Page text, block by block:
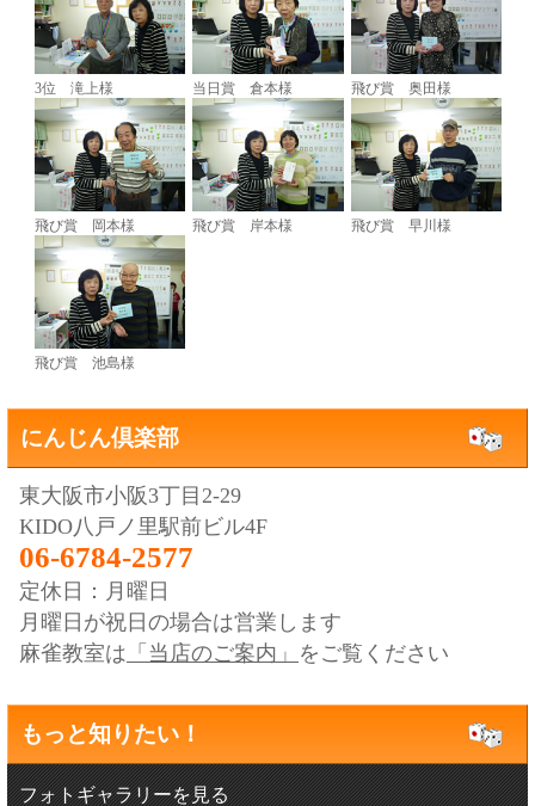
3位 滝上様 当日賞 倉本様 飛び賞 奥田様
飛び賞 岡本様 飛び賞 岸本様 飛び賞 早川様
飛び賞 池島様
にんじん倶楽部
東大阪市小阪3丁目2-29
KIDO八戸ノ里駅前ビル4F
06-6784-2577
定休日：月曜日
月曜日が祝日の場合は営業します
麻雀教室は 「当店のご案内」 をご覧ください
もっと知りたい！
フォトギャラリーを見る